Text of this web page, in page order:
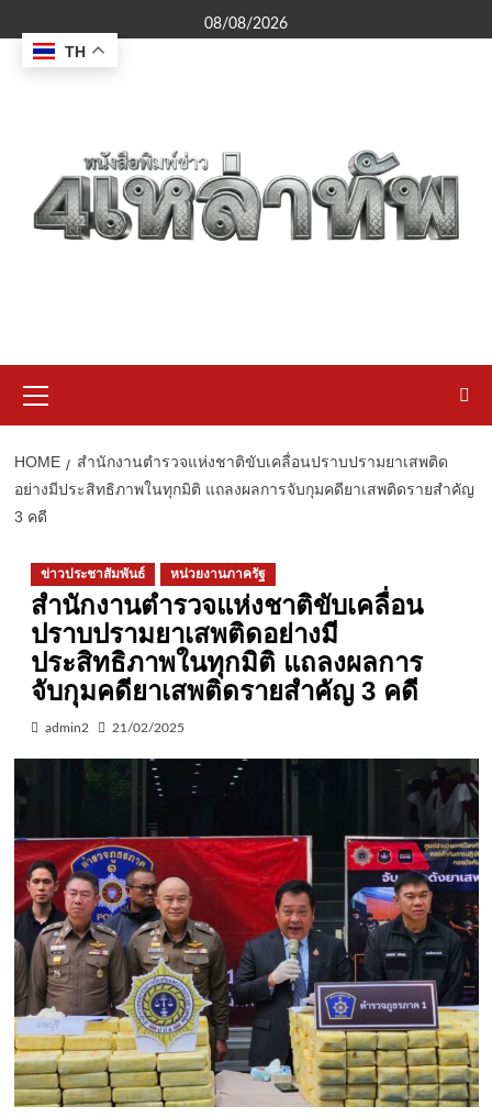
to
content
08/08/2026
Menu
HOME
สำนักงานตำรวจแห่งชาติขับเคลื่อนปราบปรามยาเสพติด
อย่างมีประสิทธิภาพในทุกมิติ แถลงผลการจับกุมคดียาเสพติดรายสำคัญ
3 คดี
ข่าวประชาสัมพันธ์ หน่วยงานภาครัฐ
สำนักงานตำรวจแห่งชาติขับเคลื่อน
ปราบปรามยาเสพติดอย่างมี
ประสิทธิภาพในทุกมิติ แถลงผลการ
จับกุมคดียาเสพติดรายสำคัญ 3 คดี
admin2 21/02/2025
TH